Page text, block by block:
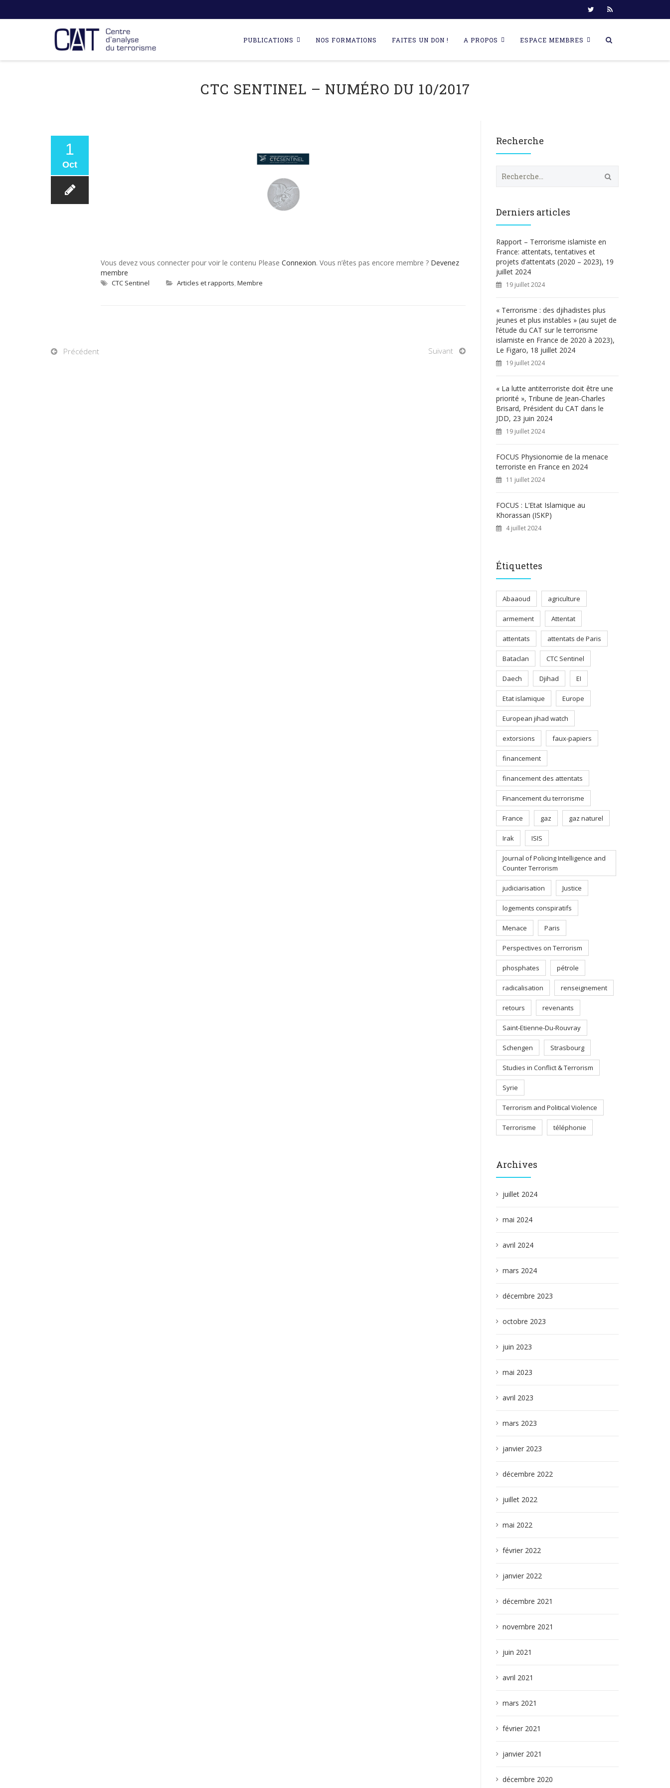
content
PUBLICATIONS NOS FORMATIONS FAITES UN DON ! A PROPOS ESPACE MEMBRES
CTC SENTINEL – NUMÉRO DU 10/2017
1
Oct
Vous devez vous connecter pour voir le contenu Please Connexion. Vous n’êtes pas encore membre ? Devenez
membre
CTC Sentinel Articles et rapports, Membre
Précédent Suivant
Recherche
e
h
e
r
:
Derniers articles
Rapport – Terrorisme islamiste en
France: attentats, tentatives et
projets d’attentats (2020 – 2023), 19
juillet 2024
19 juillet 2024
« Terrorisme : des djihadistes plus
jeunes et plus instables » (au sujet de
l’étude du CAT sur le terrorisme
islamiste en France de 2020 à 2023),
Le Figaro, 18 juillet 2024
19 juillet 2024
« La lutte antiterroriste doit être une
priorité », Tribune de Jean-Charles
Brisard, Président du CAT dans le
JDD, 23 juin 2024
19 juillet 2024
FOCUS Physionomie de la menace
terroriste en France en 2024
11 juillet 2024
FOCUS : L’Etat Islamique au
Khorassan (ISKP)
4 juillet 2024
Étiquettes
Abaaoud agriculture
armement Attentat
attentats attentats de Paris
Bataclan CTC Sentinel
Daech Djihad EI
Etat islamique Europe
European jihad watch
extorsions faux-papiers
financement
financement des attentats
Financement du terrorisme
France gaz gaz naturel
Irak ISIS
Journal of Policing Intelligence and
Counter Terrorism
judiciarisation Justice
logements conspiratifs
Menace Paris
Perspectives on Terrorism
phosphates pétrole
radicalisation renseignement
retours revenants
Saint-Etienne-Du-Rouvray
Schengen Strasbourg
Studies in Conflict & Terrorism
Syrie
Terrorism and Political Violence
Terrorisme téléphonie
Archives
juillet 2024
mai 2024
avril 2024
mars 2024
décembre 2023
octobre 2023
juin 2023
mai 2023
avril 2023
mars 2023
janvier 2023
décembre 2022
juillet 2022
mai 2022
février 2022
janvier 2022
décembre 2021
novembre 2021
juin 2021
avril 2021
mars 2021
février 2021
janvier 2021
décembre 2020